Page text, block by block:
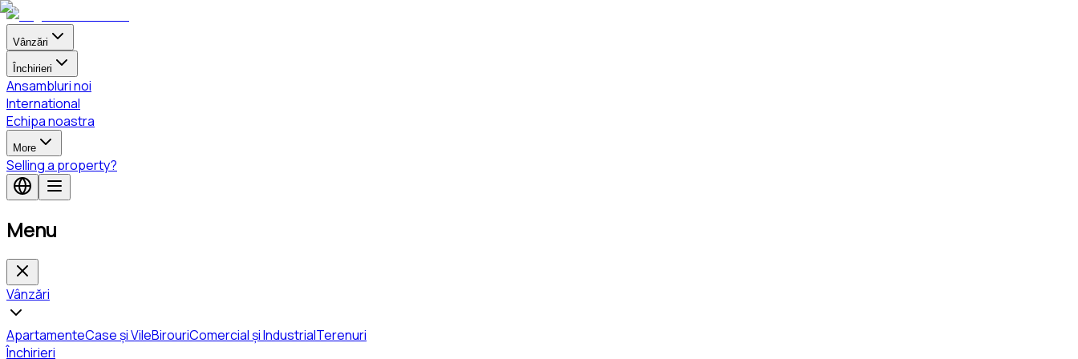
Vânzări
Închirieri
Ansambluri noi
International
Echipa noastra
More
Selling a property?
Menu
Vânzări
ApartamenteCase și VileBirouriComercial și IndustrialTerenuri
Închirieri